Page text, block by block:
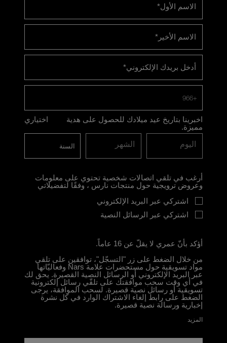
الاسم الأول*
الاسم الأخير *
أدخل بريدك الإلكتروني*
+966
اخبرينا بتاريخ عيد ميلادك للحصول على هدية
مميزة.
اختياري
اليوم الشهر
أرغب في تلقي اتصالات شخصية تحتوي على معلومات
وعروض ترويجية حول منتجات نارس ، وفقًا لتفضيلاتي
اشتركي عبر البريد الإلكتروني
اشتركي عبر الرسائل النصية
أؤكد بأنّ عمري لا يقلّ عن 16 عاماً.
من خلال الضغط على زر "التسجّل"، توافقين على تلقي
مواد تسويقية حول مستحضرات علامة Nars وفعاليّاتها
عبر البريد الإلكتروني أو الرسائل النصية القصيرة. يحق لك
في أي وقت سحب موافقتك على تلقّي رسائل إلكترونية
تسويقية أو رسائل نصية قصيرة. لسحب الموافقة، يرجى
الضغط على رابط إلغاء الاشتراك الوارد في كل نشرة
إخبارية ورسالة نصية قصيرة.
المزيد